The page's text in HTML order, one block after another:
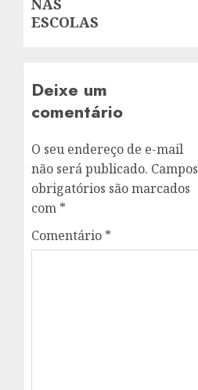
NAS
ESCOLAS
Deixe um
comentário
O seu endereço de e-mail
não será publicado. Campos
obrigatórios são marcados
com *
Comentário *